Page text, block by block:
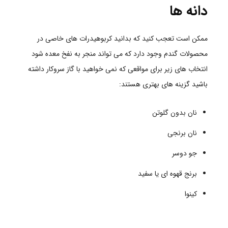
دانه ها
ممکن است تعجب کنید که بدانید کربوهیدرات های خاصی در
محصولات گندم وجود دارد که می تواند منجر به نفخ معده شود
انتخاب های زیر برای مواقعی که نمی خواهید با گاز سروکار داشته
باشید گزینه های بهتری هستند:
نان بدون گلوتن
نان برنجی
جو دوسر
برنج قهوه ای یا سفید
کینوا